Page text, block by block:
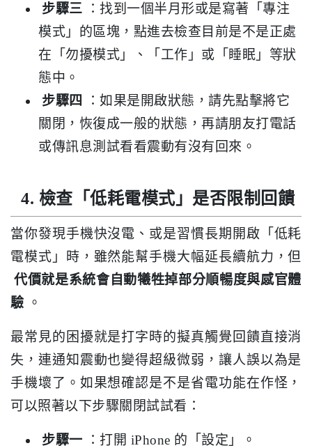
步驟三
：找到一個半月形或是寫著「專注
模式」的區塊，點進去檢查目前是不是正處
在「勿擾模式」、「工作」或「睡眠」等狀
態中。
步驟四
：如果是開啟狀態，請先點擊將它
關閉，恢復成一般的狀態，再請朋友打電話
或傳訊息測試看看震動有沒有回來。
4. 檢查「低耗電模式」是否限制回饋
當你發現手機快沒電、或是習慣長期開啟「低耗
電模式」時，雖然能幫手機大幅延長續航力，但
代價就是系統會自動犧牲掉部分順暢度與感官體
驗 。
最常見的困擾就是打字時的擬真觸覺回饋直接消
失，連通知震動也變得超級微弱，讓人誤以為是
手機壞了。如果想確認是不是省電功能在作怪，
可以照著以下步驟關閉試試看：
步驟一
：打開 iPhone 的「設定」。